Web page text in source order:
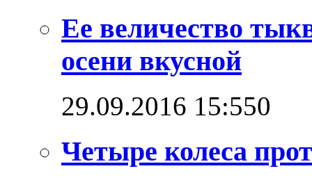
Ее величество
осени вкусной
29.09.2016 15:550
Четыре колеса